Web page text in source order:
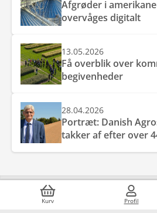
Kurv Profil
Afgrøder i
overvåges digitalt
13.05.2026
Få overblik over
begivenheder
28.04.2026
Portræt: Danish
takker af efter over
Kundeservice